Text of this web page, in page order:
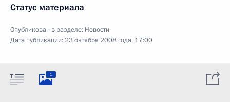
Статус материала
Опубликован в разделе: Новости
Дата публикации:23 октября 2008 года, 17:00
1